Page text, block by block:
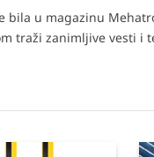
bila u magazinu
traži zanimljive vesti i